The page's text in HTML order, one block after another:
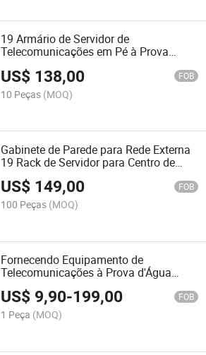
19 Armário de Servidor de
Telecomunicações em Pé à Prova
US$ 138,00 FOB
10 Peças (MOQ)
Gabinete de Parede para Rede Externa
19 Rack de Servidor para Centro de
Dados
US$ 149,00 FOB
100 Peças (MOQ)
Fornecendo Equipamento de
Telecomunicações à Prova d'Água
Armário Externo 19" Rack de Servidor
US$ 9,90-199,00 FOB
1 Peça (MOQ)